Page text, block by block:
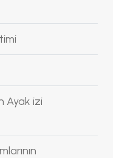
Ayak izi